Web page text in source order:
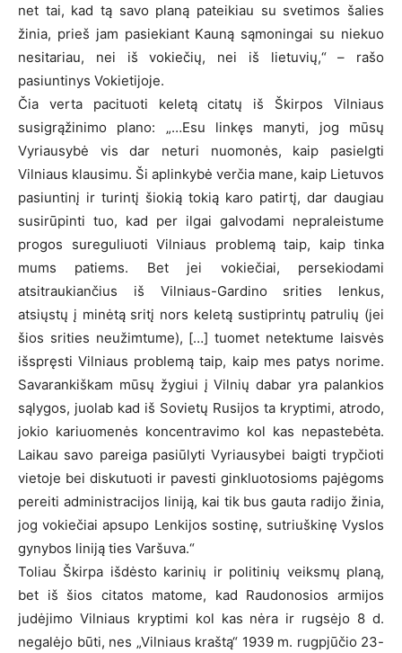
net tai, kad tą savo planą pateikiau su svetimos šalies
žinia, prieš jam pasiekiant Kauną sąmoningai su niekuo
nesitariau, nei iš vokiečių, nei iš lietuvių,“ – rašo
pasiuntinys Vokietijoje.
Čia verta pacituoti keletą citatų iš Škirpos Vilniaus
susigrąžinimo plano: „…Esu linkęs manyti, jog mūsų
Vyriausybė vis dar neturi nuomonės, kaip pasielgti
Vilniaus klausimu. Ši aplinkybė verčia mane, kaip Lietuvos
pasiuntinį ir turintį šiokią tokią karo patirtį, dar daugiau
susirūpinti tuo, kad per ilgai galvodami nepraleistume
progos sureguliuoti Vilniaus problemą taip, kaip tinka
mums patiems. Bet jei vokiečiai, persekiodami
atsitraukiančius iš Vilniaus-Gardino srities lenkus,
atsiųstų į minėtą sritį nors keletą sustiprintų patrulių (jei
šios srities neužimtume), […] tuomet netektume laisvės
išspręsti Vilniaus problemą taip, kaip mes patys norime.
Savarankiškam mūsų žygiui į Vilnių dabar yra palankios
sąlygos, juolab kad iš Sovietų Rusijos ta kryptimi, atrodo,
jokio kariuomenės koncentravimo kol kas nepastebėta.
Laikau savo pareiga pasiūlyti Vyriausybei baigti trypčioti
vietoje bei diskutuoti ir pavesti ginkluotosioms pajėgoms
pereiti administracijos liniją, kai tik bus gauta radijo žinia,
jog vokiečiai apsupo Lenkijos sostinę, sutriuškinę Vyslos
gynybos liniją ties Varšuva.“
Toliau Škirpa išdėsto karinių ir politinių veiksmų planą,
bet iš šios citatos matome, kad Raudonosios armijos
judėjimo Vilniaus kryptimi kol kas nėra ir rugsėjo 8 d.
negalėjo būti, nes „Vilniaus kraštą“ 1939 m. rugpjūčio 23-